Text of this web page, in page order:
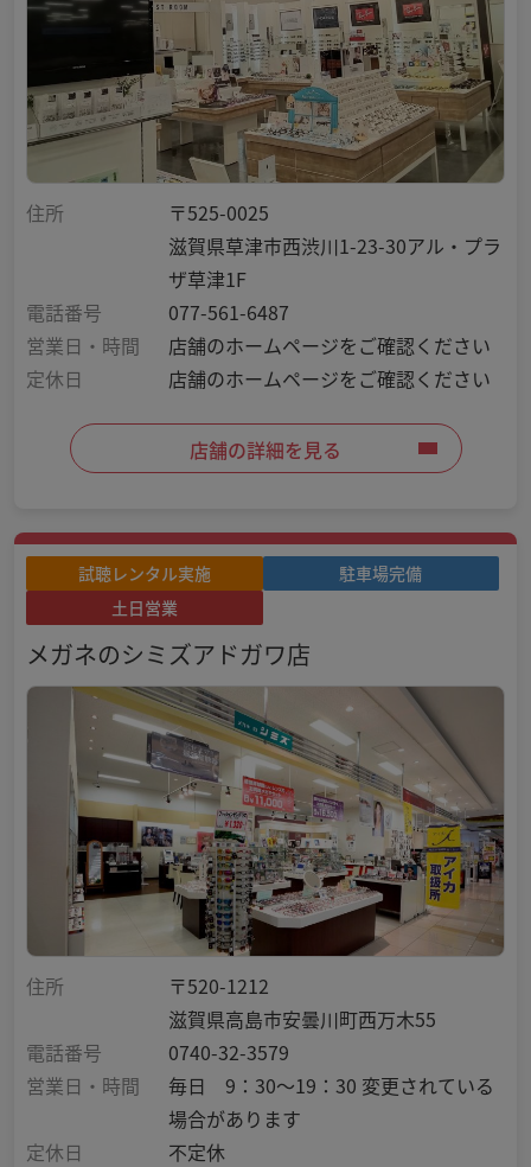
住所
〒525-0025
滋賀県草津市西渋川1-23-30アル・プラ
ザ草津1F
電話番号
077-561-6487
営業日・時間
店舗のホームページをご確認ください
定休日
店舗のホームページをご確認ください
店舗の詳細を見る
試聴レンタル実施
駐車場完備
土日営業
メガネのシミズアドガワ店
住所
〒520-1212
滋賀県高島市安曇川町西万木55
電話番号
0740-32-3579
営業日・時間
毎日 9：30～19：30 変更されている
場合があります
定休日
不定休